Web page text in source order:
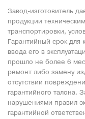
Завод-изготовитель
продукции
транспортировки,
Гарантийный срок для
ввода его в
прошло не более 6
ремонт либо замену
отсутствии
гарантийного талона.
нарушениями правил
гарантийной